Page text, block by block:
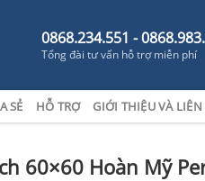
0868.234.551 -
Tổng đài tư vấn hỗ trợ miễn phí
SẺ HỖ TRỢ GIỚI THIỆU VÀ LIÊN
60×60 Hoàn Mỹ